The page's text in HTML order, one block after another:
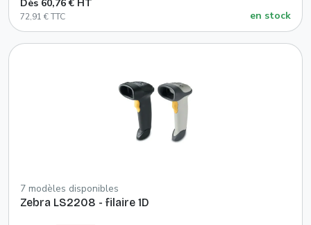
Dès 60,76 € HT
72,91 € TTC en stock
7 modèles disponibles
Zebra LS2208 - filaire 1D